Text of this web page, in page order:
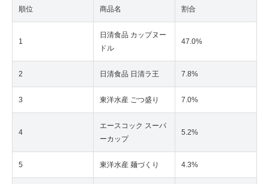
順位 商品名 割合
1
日清食品 カップヌー
ドル
47.0%
2 日清食品 日清ラ王 7.8%
3 東洋水産 ごつ盛り 7.0%
4
エースコック スーパ
ーカップ
5.2%
5 東洋水産 麺づくり 4.3%